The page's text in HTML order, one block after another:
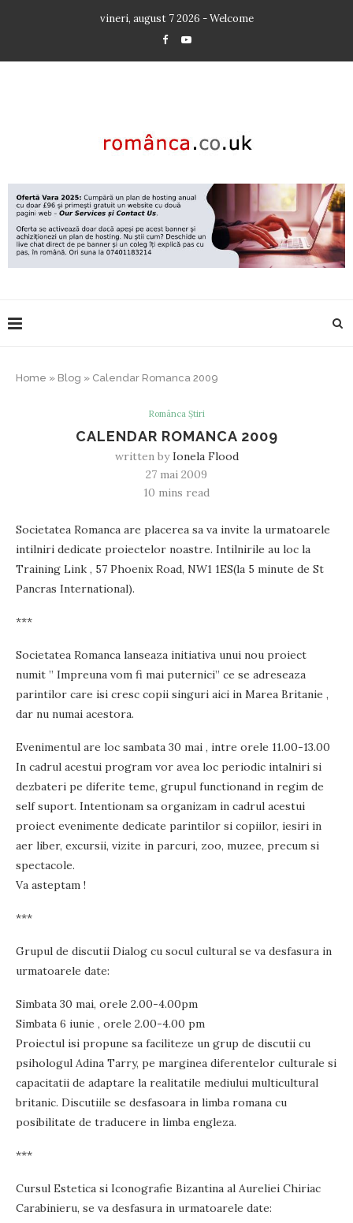
vineri, august 7 2026 - Welcome
Home » Blog » Calendar Romanca 2009
Românca Știri
CALENDAR ROMANCA 2009
written byIonela Flood
27 mai 2009
10 mins read
Societatea Romanca are placerea sa va invite la urmatoarele
intilniri dedicate proiectelor noastre. Intilnirile au loc la
Training Link , 57 Phoenix Road, NW1 1ES(la 5 minute de St
Pancras International).
***
Societatea Romanca lanseaza initiativa unui nou proiect
numit ” Impreuna vom fi mai puternici” ce se adreseaza
parintilor care isi cresc copii singuri aici in Marea Britanie ,
dar nu numai acestora.
Evenimentul are loc sambata 30 mai , intre orele 11.00-13.00
In cadrul acestui program vor avea loc periodic intalniri si
dezbateri pe diferite teme, grupul functionand in regim de
self suport. Intentionam sa organizam in cadrul acestui
proiect evenimente dedicate parintilor si copiilor, iesiri in
aer liber, excursii, vizite in parcuri, zoo, muzee, precum si
spectacole.
Va asteptam !
***
Grupul de discutii Dialog cu socul cultural se va desfasura in
urmatoarele date:
Simbata 30 mai, orele 2.00-4.00pm
Simbata 6 iunie , orele 2.00-4.00 pm
Proiectul isi propune sa faciliteze un grup de discutii cu
psihologul Adina Tarry, pe marginea diferentelor culturale si
capacitatii de adaptare la realitatile mediului multicultural
britanic. Discutiile se desfasoara in limba romana cu
posibilitate de traducere in limba engleza.
***
Cursul Estetica si Iconografie Bizantina al Aureliei Chiriac
Carabinieru, se va desfasura in urmatoarele date: